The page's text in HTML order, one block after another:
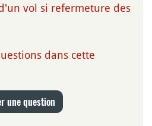
vol si refermeture des
dans cette
une question